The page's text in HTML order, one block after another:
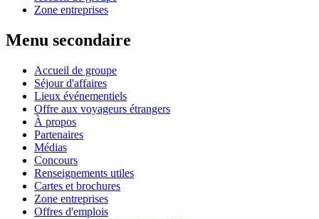
Zone entreprises
Menu secondaire
Accueil de groupe
Séjour d'affaires
Lieux événementiels
Offre aux voyageurs étrangers
À propos
Partenaires
Médias
Concours
Renseignements utiles
Cartes et brochures
Zone entreprises
Offres d'emplois